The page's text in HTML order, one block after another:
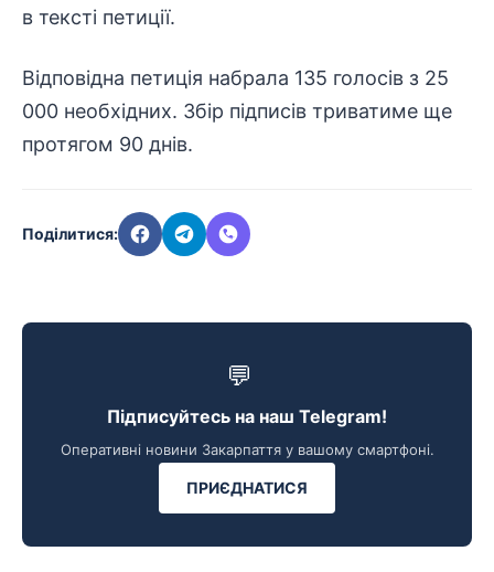
в тексті петиції.
Відповідна петиція набрала 135 голосів з 25
000 необхідних. Збір підписів триватиме ще
протягом 90 днів.
Поділитися:
💬
Підписуйтесь на наш Telegram!
Оперативні новини Закарпаття у вашому смартфоні.
ПРИЄДНАТИСЯ